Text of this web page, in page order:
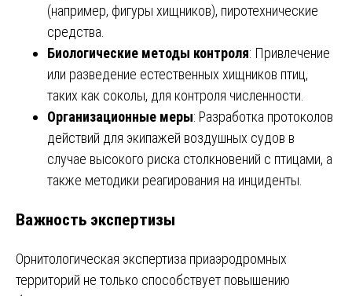
(например, фигуры хищников), пиротехнические
средства.
Биологические методы контроля: Привлечение
или разведение естественных хищников птиц,
таких как соколы, для контроля численности.
Организационные меры: Разработка протоколов
действий для экипажей воздушных судов в
случае высокого риска столкновений с птицами, а
также методики реагирования на инциденты.
Важность экспертизы
Орнитологическая экспертиза приаэродромных
территорий не только способствует повышению